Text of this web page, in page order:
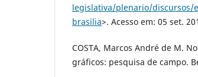
legislativa/plenario/discursos/
brasilia>. Acesso em: 05 set.
COSTA, Marcos André de M.
gráficos: pesquisa de campo.